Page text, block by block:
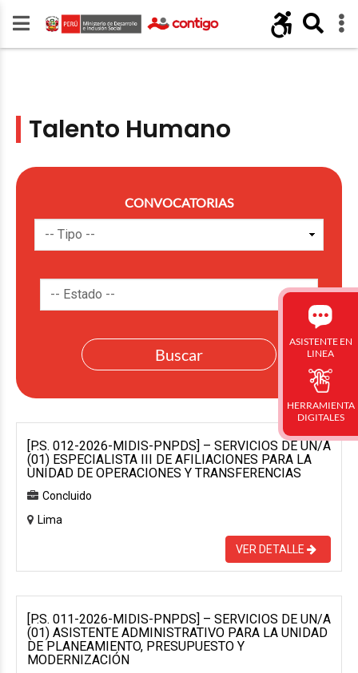
Talento Humano
CONVOCATORIAS
[P.S. 012-2026-MIDIS-PNPDS] – SERVICIOS DE UN/A
(01) ESPECIALISTA III DE AFILIACIONES PARA LA
UNIDAD DE OPERACIONES Y TRANSFERENCIAS
Concluido
Lima
VER DETALLE
[P.S. 011-2026-MIDIS-PNPDS] – SERVICIOS DE UN/A
(01) ASISTENTE ADMINISTRATIVO PARA LA UNIDAD
DE PLANEAMIENTO, PRESUPUESTO Y
MODERNIZACIÓN
ASISTENTE EN
LINEA
HERRAMIENTA
DIGITALES